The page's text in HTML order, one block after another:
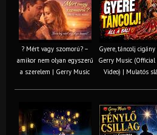
? Mért vagy szomorú? –
amikor nem olyan egyszerű
a szerelem | Gerry Music
Gyere, táncolj
Gerry Music (Official
Video) | Mulatós